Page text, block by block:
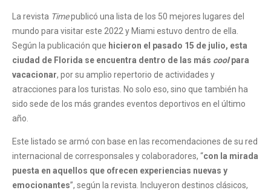
La revista Timepublicó una lista de los 50 mejores lugares del
mundo para visitar este 2022 y Miami estuvo dentro de ella.
Según la publicación que hicieron el pasado 15 de julio, esta
ciudad de Florida se encuentra dentro de las más coolpara
vacacionar, por su amplio repertorio de actividades y
atracciones para los turistas. No solo eso, sino que también ha
sido sede de los más grandes eventos deportivos en el último
año.
Este listado se armó con base en las recomendaciones de su red
internacional de corresponsales y colaboradores, “con la mirada
puesta en aquellos que ofrecen experiencias nuevas y
emocionantes”, según la revista. Incluyeron destinos clásicos,